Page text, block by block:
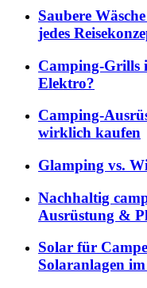
Saubere
jedes
Camping-Grills
Elektro?
Camping-
wirklich kaufen
Glamping vs.
Nachhaltig
Ausrüstung &
Solar für
Solaranlagen